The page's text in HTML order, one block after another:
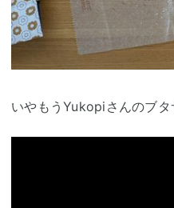
いやもうYukopiさんのブタ